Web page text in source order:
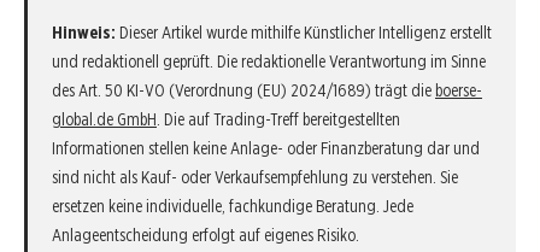
Hinweis: Dieser Artikel wurde mithilfe Künstlicher Intelligenz erstellt
und redaktionell geprüft. Die redaktionelle Verantwortung im Sinne
des Art. 50 KI-VO (Verordnung (EU) 2024/1689) trägt die boerse-
global.de GmbH . Die auf Trading-Treff bereitgestellten
Informationen stellen keine Anlage- oder Finanzberatung dar und
sind nicht als Kauf- oder Verkaufsempfehlung zu verstehen. Sie
ersetzen keine individuelle, fachkundige Beratung. Jede
Anlageentscheidung erfolgt auf eigenes Risiko.